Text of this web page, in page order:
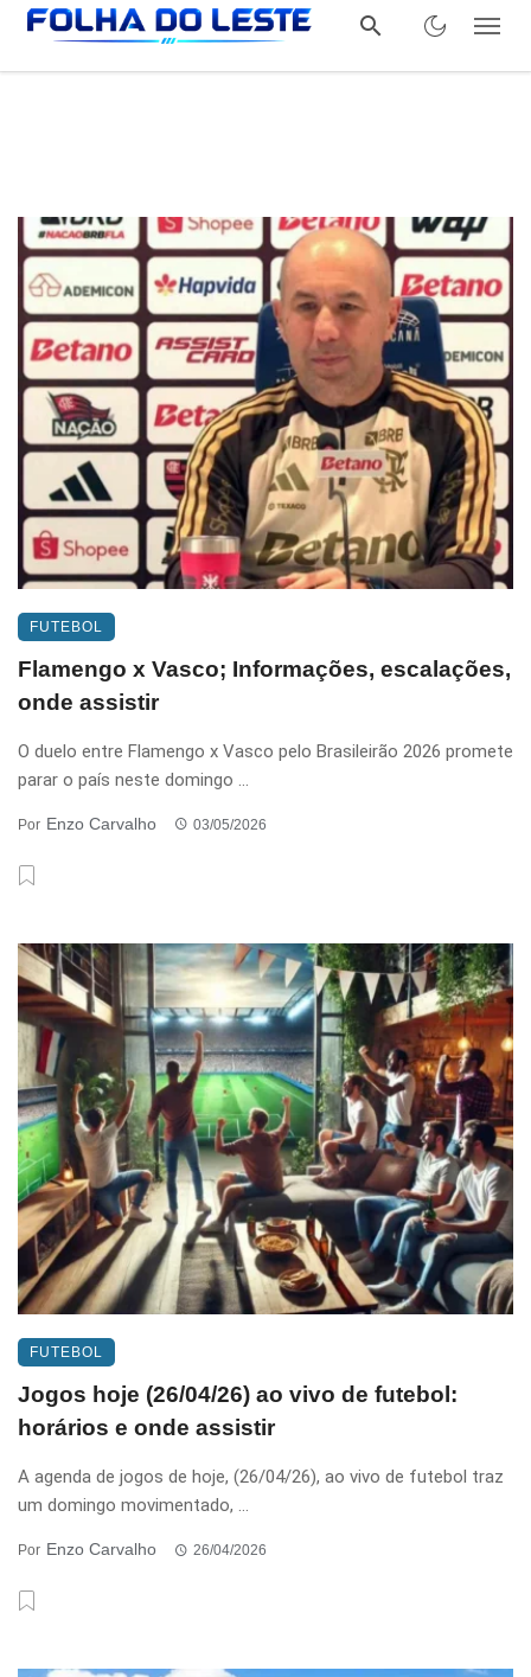
FUTEBOL
Flamengo x Vasco; Informações, escalações,
onde assistir
O duelo entre Flamengo x Vasco pelo Brasileirão 2026 promete
parar o país neste domingo ...
Por Enzo Carvalho 03/05/2026
FUTEBOL
Jogos hoje (26/04/26) ao vivo de futebol:
horários e onde assistir
A agenda de jogos de hoje, (26/04/26), ao vivo de futebol traz
um domingo movimentado, ...
Por Enzo Carvalho 26/04/2026